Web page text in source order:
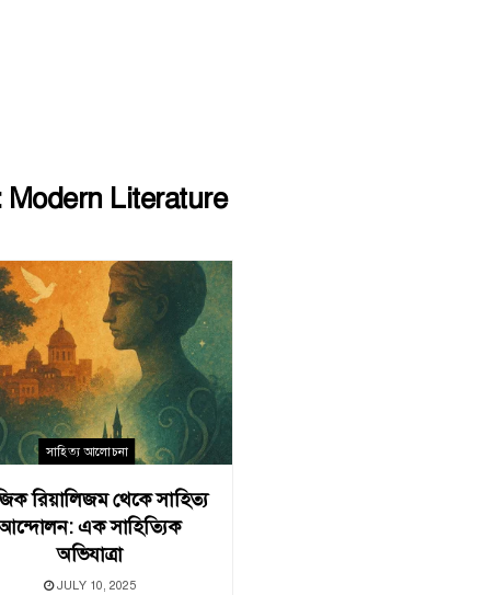
Modern Literature
সাহিত্য আলোচনা
রিয়ালিজম থেকে সাহিত্য
এক সাহিত্যিক
অভিযাত্রা
JULY 10, 2025